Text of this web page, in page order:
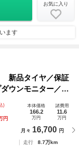
お気に入り
ます
新品タイヤ／保証
ウンモニター／シ
テム／ヘッドラン
Ｃ／ＥＢＤ付ＡＢ
)
円
本体価格
166.2
万円
諸費用
11.6
万円
月々 16,700 円
走行
8.7万km